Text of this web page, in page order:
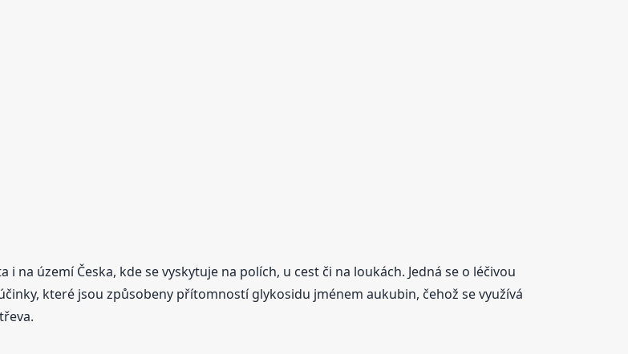
na území Česka, kde se vyskytuje na polích, u cest či na loukách. Jedná se o léčivou
které jsou způsobeny přítomností glykosidu jménem aukubin, čehož se využívá